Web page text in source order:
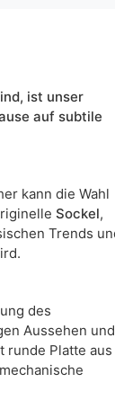
2–3 cm möglich.
ist unser
auf subtile
kann die Wahl
Sockel,
Trends
des
Aussehen und
runde Platte aus